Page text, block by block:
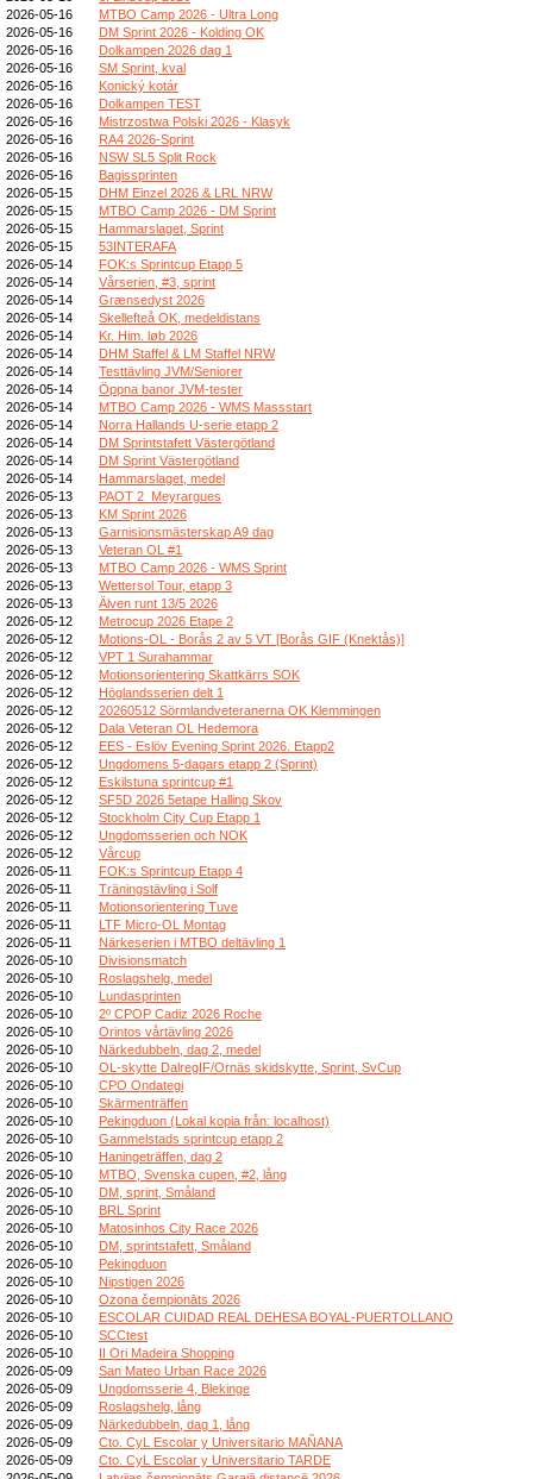
2026-05-16
MTBO Camp 2026 - Ultra Long
2026-05-16
DM Sprint 2026 - Kolding OK
2026-05-16
Dolkampen 2026 dag 1
2026-05-16
SM Sprint, kval
2026-05-16
Konický kotár
2026-05-16
Dolkampen TEST
2026-05-16
Mistrzostwa Polski 2026 - Klasyk
2026-05-16
RA4 2026-Sprint
2026-05-16
NSW SL5 Split Rock
2026-05-16
Bagissprinten
2026-05-15
DHM Einzel 2026 & LRL NRW
2026-05-15
MTBO Camp 2026 - DM Sprint
2026-05-15
Hammarslaget, Sprint
2026-05-15
53INTERAFA
2026-05-14
FOK:s Sprintcup Etapp 5
2026-05-14
Vårserien, #3, sprint
2026-05-14
Grænsedyst 2026
2026-05-14
Skellefteå OK, medeldistans
2026-05-14
Kr. Him. løb 2026
2026-05-14
DHM Staffel & LM Staffel NRW
2026-05-14
Testtävling JVM/Seniorer
2026-05-14
Öppna banor JVM-tester
2026-05-14
MTBO Camp 2026 - WMS Massstart
2026-05-14
Norra Hallands U-serie etapp 2
2026-05-14
DM Sprintstafett Västergötland
2026-05-14
DM Sprint Västergötland
2026-05-14
Hammarslaget, medel
2026-05-13
PAOT 2_Meyrargues
2026-05-13
KM Sprint 2026
2026-05-13
Garnisionsmästerskap A9 dag
2026-05-13
Veteran OL #1
2026-05-13
MTBO Camp 2026 - WMS Sprint
2026-05-13
Wettersol Tour, etapp 3
2026-05-13
Älven runt 13/5 2026
2026-05-12
Metrocup 2026 Etape 2
2026-05-12
Motions-OL - Borås 2 av 5 VT [Borås GIF (Knektås)]
2026-05-12
VPT 1 Surahammar
2026-05-12
Motionsorientering Skattkärrs SOK
2026-05-12
Höglandsserien delt 1
2026-05-12
20260512 Sörmlandveteranerna OK Klemmingen
2026-05-12
Dala Veteran OL Hedemora
2026-05-12
EES - Eslöv Evening Sprint 2026. Etapp2
2026-05-12
Ungdomens 5-dagars etapp 2 (Sprint)
2026-05-12
Eskilstuna sprintcup #1
2026-05-12
SF5D 2026 5etape Halling Skov
2026-05-12
Stockholm City Cup Etapp 1
2026-05-12
Ungdomsserien och NOK
2026-05-12
Vårcup
2026-05-11
FOK:s Sprintcup Etapp 4
2026-05-11
Träningstävling i Solf
2026-05-11
Motionsorientering Tuve
2026-05-11
LTF Micro-OL Montag
2026-05-11
Närkeserien i MTBO deltävling 1
2026-05-10
Divisionsmatch
2026-05-10
Roslagshelg, medel
2026-05-10
Lundasprinten
2026-05-10
2º CPOP Cadiz 2026 Roche
2026-05-10
Orintos vårtävling 2026
2026-05-10
Närkedubbeln, dag 2, medel
2026-05-10
OL-skytte DalregIF/Ornäs skidskytte, Sprint, SvCup
2026-05-10
CPO Ondategi
2026-05-10
Skärmenträffen
2026-05-10
Pekingduon (Lokal kopia från: localhost)
2026-05-10
Gammelstads sprintcup etapp 2
2026-05-10
Haningeträffen, dag 2
2026-05-10
MTBO, Svenska cupen, #2, lång
2026-05-10
DM, sprint, Småland
2026-05-10
BRL Sprint
2026-05-10
Matosinhos City Race 2026
2026-05-10
DM, sprintstafett, Småland
2026-05-10
Pekingduon
2026-05-10
Nipstigen 2026
2026-05-10
Ozona čempionāts 2026
2026-05-10
ESCOLAR CUIDAD REAL DEHESA BOYAL-PUERTOLLANO
2026-05-10
SCCtest
2026-05-10
II Ori Madeira Shopping
2026-05-09
San Mateo Urban Race 2026
2026-05-09
Ungdomsserie 4, Blekinge
2026-05-09
Roslagshelg, lång
2026-05-09
Närkedubbeln, dag 1, lång
2026-05-09
Cto. CyL Escolar y Universitario MAÑANA
2026-05-09
Cto. CyL Escolar y Universitario TARDE